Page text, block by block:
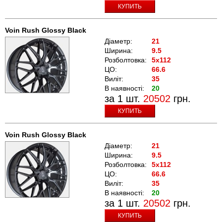
КУПИТЬ
Voin Rush Glossy Black
Діаметр:
21
Ширина:
9.5
Розболтовка:
5x112
ЦО:
66.6
Виліт:
35
В наявності:
20
за 1 шт. 20502 грн.
КУПИТЬ
Voin Rush Glossy Black
Діаметр:
21
Ширина:
9.5
Розболтовка:
5x112
ЦО:
66.6
Виліт:
35
В наявності:
20
за 1 шт. 20502 грн.
КУПИТЬ